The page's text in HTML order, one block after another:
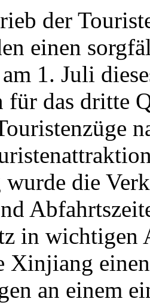
der
einen
1. Juli
das dritte
die
in wichtigen
Xinjiang
an einem